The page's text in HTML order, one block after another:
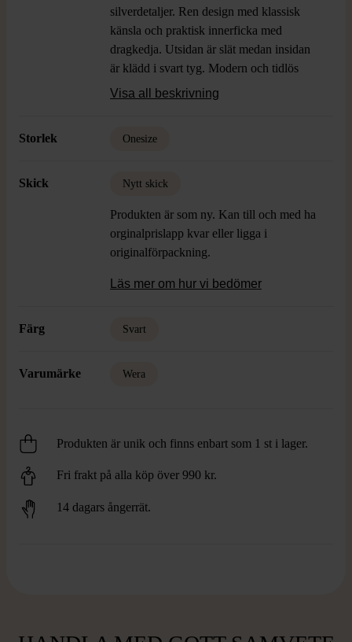
silverdetaljer. Ren design med klassisk
känsla och praktisk innerficka med
dragkedja. Utsidan är slät medan insidan
är klädd i svart tyg. Modern och tidlös
look som passar till alla tillfällen.
Djup:9 cm
Visa all beskrivning
Storlek Onesize
Skick Nytt skick
Produkten är som ny. Kan till och med ha
orginalprislapp kvar eller ligga i
originalförpackning.
Läs mer om hur vi bedömer
Färg Svart
Varumärke Wera
Produkten är unik och finns enbart som 1 st i lager.
Fri frakt på alla köp över 990 kr.
14 dagars ångerrät.